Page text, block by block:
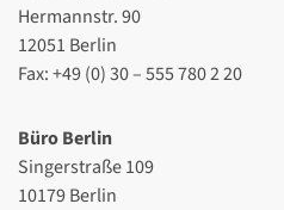
Hermannstr. 90
12051 Berlin
Fax: +49 (0) 30 – 555 780 2 20
Büro Berlin
Singerstraße 109
10179 Berlin